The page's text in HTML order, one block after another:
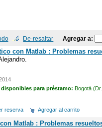
De-resaltar Agregar a:
con Matlab : Problemas
disponibles para préstamo: Bogotá
reserva Agregar al carrito
Matlab : Problemas